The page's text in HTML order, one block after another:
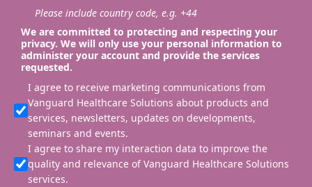
Please include country code, e.g. +44
We are committed to protecting and respecting your
privacy. We will only use your personal information to
administer your account and provide the services
requested.
I agree to receive marketing communications from
Vanguard Healthcare Solutions about products and
services, newsletters, updates on developments,
seminars and events.
I agree to share my interaction data to improve the
quality and relevance of Vanguard Healthcare Solutions
services.